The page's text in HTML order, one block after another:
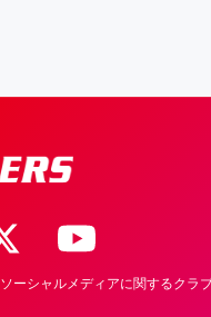
ソーシャルメディアに関するクラ